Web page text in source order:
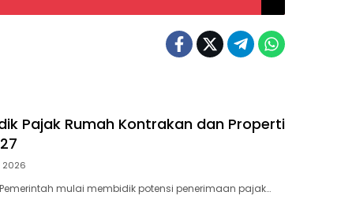
Pajak Rumah Kontrakan dan Properti
2026
– Pemerintah mulai membidik potensi penerimaan pajak…